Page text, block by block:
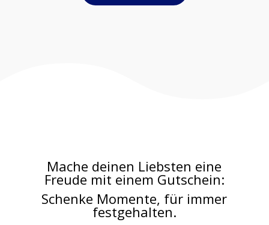
Mache deinen Liebsten eine
Freude mit einem Gutschein:
Schenke Momente, für immer
festgehalten.